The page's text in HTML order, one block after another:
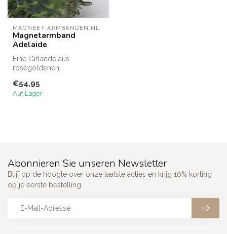
MAGNEET-ARMBANDEN.NL
Magnetarmband
Adelaide
Eine Girlande aus
roségoldenen
Das Magnetarmband
Adelaide ist e...
€54,95
Auf Lager
Abonnieren Sie unseren Newsletter
Blijf op de hoogte over onze laatste acties en krijg 10% korting
op je eerste bestelling